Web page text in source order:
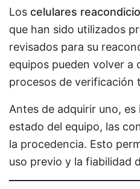
Los celulares
que han sido utilizados
revisados para su
equipos pueden volver a
procesos de verificación
Antes de adquirir uno,
estado del equipo, las
la procedencia. Esto
uso previo y la fiabilidad